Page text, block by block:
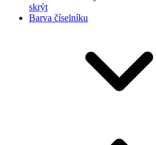
skrýt
Barva číselníku